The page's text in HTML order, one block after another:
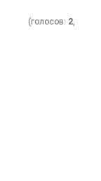
(голосов: 2,